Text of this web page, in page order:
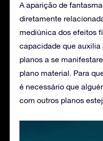
A aparição de
diretamente
mediúnica dos efeitos
capacidade que auxilia
planos a se
plano material. Para
é necessário que
com outros planos